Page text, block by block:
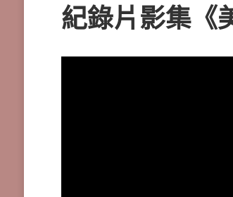
紀錄片影集《